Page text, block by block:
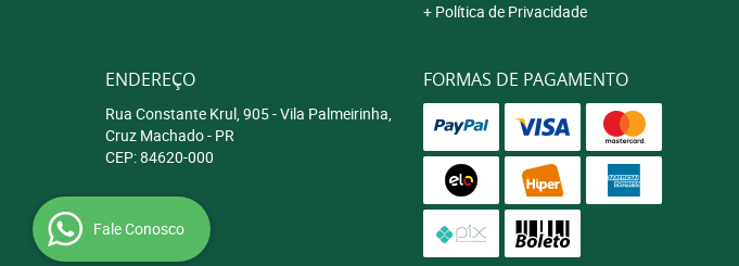
Política de Privacidade
ENDEREÇO
Rua Constante Krul, 905-Vila Palmeirinha,
Cruz Machado- PR
CEP: 84620-000
FORMAS DE PAGAMENTO
Fale Conosco